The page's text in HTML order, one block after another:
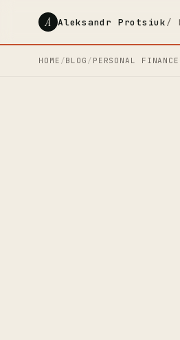
A Aleksandr Protsiuk/
HOME /BLOG / PERSONAL FINANCE